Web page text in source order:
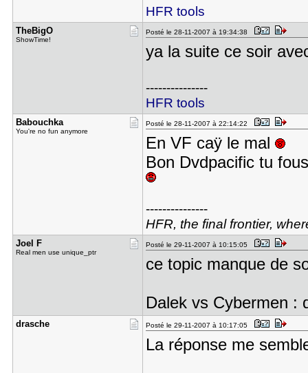
HFR tools
TheBigO
ShowTime!
Posté le 28-11-2007 à 19:34:38
ya la suite ce soir
---------------
HFR tools
Babouchka
You're no fun anymore
Posté le 28-11-2007 à 22:14:22
En VF caÿ le mal
Bon Dvdpacific tu
---------------
HFR, the final frontier,
Joel F
Real men use unique_ptr
Posté le 29-11-2007 à 10:15:05
ce topic manque de
Dalek vs Cybermen :
drasche Posté le 29-11-2007 à 10:17:05
La réponse me